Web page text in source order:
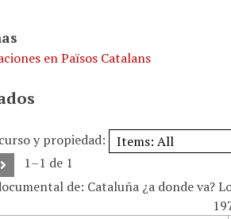
en Països Catalans
y propiedad:
1–1 de 1
de: Cataluña ¿a donde va?